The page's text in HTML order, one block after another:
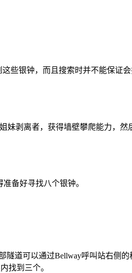
些银钟，而且搜索时并不能保证会
妹剥离者，获得墙壁攀爬能力，然
备好寻找八个银钟。
道可以通过Bellway呼叫站右侧
找到三个。